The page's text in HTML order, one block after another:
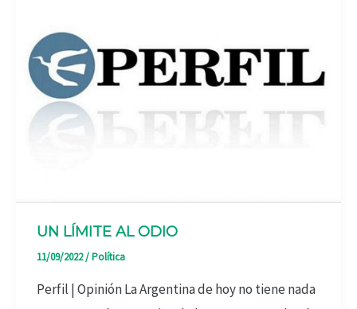
UN LÍMITE AL ODIO
11/09/2022/Política
Perfil | Opinión La Argentina de hoy no tiene nada